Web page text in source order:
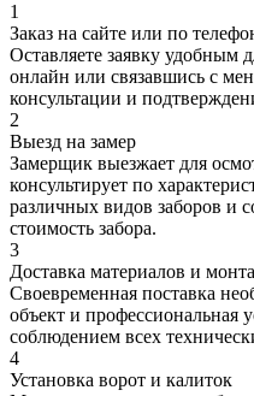
1
Заказ на сайте или по
Оставляете заявку удобным
онлайн или связавшись с
консультации и
2
Выезд на замер
Замерщик выезжает для
консультирует по
различных видов заборов и
стоимость забора.
3
Доставка материалов и
Своевременная поставка
объект и профессиональная
соблюдением всех
4
Установка ворот и калиток